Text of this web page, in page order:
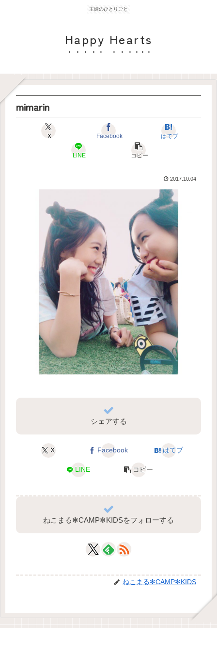
主婦のひとりごと
Happy Hearts
mimarin
X Facebook はてブ
LINE コピー
2017.10.04
シェアする
X Facebook はてブ
LINE コピー
ねこまる✻CAMP✻KIDSをフォローする
ねこまる✻CAMP✻KIDS